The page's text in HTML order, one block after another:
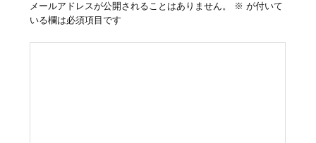
メールアドレスが公開されることはありません。 ※ が付いて
いる欄は必須項目です